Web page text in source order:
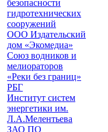
безопасности
гидротехнических
сооружений
ООО Издательский
дом «Экомедиа»
Союз водников и
мелиораторов
«Реки без границ»
РБГ
Институт систем
энергетики им.
Л.А.Мелентьева
ЗАО ПО